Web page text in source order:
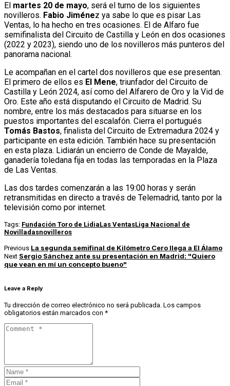
El martes 20 de mayo, será el turno de los siguientes
novilleros. Fabio Jiménez ya sabe lo que es pisar Las
Ventas, lo ha hecho en tres ocasiones. El de Alfaro fue
semifinalista del Circuito de Castilla y León en dos ocasiones
(2022 y 2023), siendo uno de los novilleros más punteros del
panorama nacional.
Le acompañan en el cartel dos novilleros que ese presentan.
El primero de ellos es El Mene, triunfador del Circuito de
Castilla y León 2024, así como del Alfarero de Oro y la Vid de
Oro. Este año está disputando el Circuito de Madrid. Su
nombre, entre los más destacados para situarse en los
puestos importantes del escalafón. Cierra el portugués
Tomás Bastos, finalista del Circuito de Extremadura 2024 y
participante en esta edición. También hace su presentación
en esta plaza. Lidiarán un encierro de Conde de Mayalde,
ganadería toledana fija en todas las temporadas en la Plaza
de Las Ventas.
Las dos tardes comenzarán a las 19:00 horas y serán
retransmitidas en directo a través de Telemadrid, tanto por la
televisión como por internet.
Tags: Fundación Toro de LidiaLas VentasLiga Nacional de
Novilladasnovilleros
Previous La segunda semifinal de Kilómetro Cero llega a El Álamo
Next Sergio Sánchez ante su presentación en Madrid: "Quiero
que vean en mí un concepto bueno"
Leave a Reply
Tu dirección de correo electrónico no será publicada. Los campos
obligatorios están marcados con *